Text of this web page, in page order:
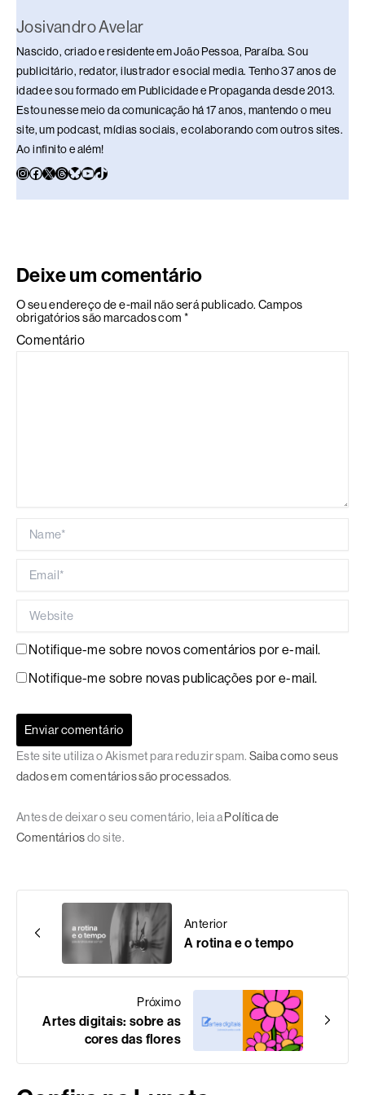
Josivandro Avelar
Nascido, criado e residente em João Pessoa, Paraíba. Sou
publicitário, redator, ilustrador e social media. Tenho 37 anos de
idade e sou formado em Publicidade e Propaganda desde 2013.
Estou nesse meio da comunicação há 17 anos, mantendo o meu
site, um podcast, mídias sociais, e colaborando com outros sites.
Ao infinito e além!
Deixe um comentário
O seu endereço de e-mail não será publicado. Campos
obrigatórios são marcados com *
Comentário
Notifique-me sobre novos comentários por e-mail.
Notifique-me sobre novas publicações por e-mail.
Este site utiliza o Akismet para reduzir spam. Saiba como seus
dados em comentários são processados.
Antes de deixar o seu comentário, leia a Política de
Comentáriosdo site.
Anterior
A rotina e o tempo
Próximo
Artes digitais: sobre as
cores das flores